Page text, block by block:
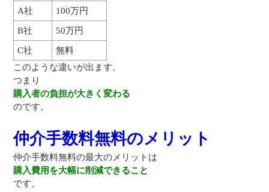
A社 100万円
B社 50万円
C社
無料
このような違いが出ます。
つまり
購入者の負担が大きく変わる
のです。
仲介手数料無料のメリット
仲介手数料無料の最大のメリットは
購入費用を大幅に削減できること
です。